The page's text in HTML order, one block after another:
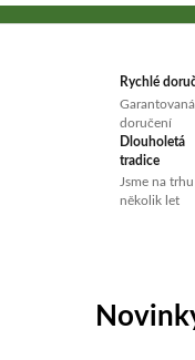
Rychlé
doručení
Dlouholetá
tradice
Jsme na
několik let